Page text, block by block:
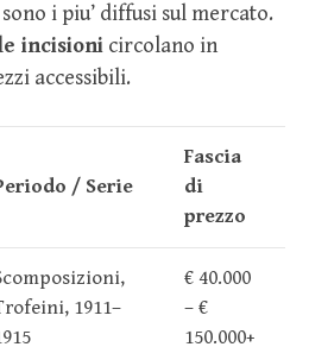
sono i piu’ diffusi sul mercato.
incisioni circolano in
accessibili.
/ Serie
Fascia
di
prezzo
1911–
€ 40.000
– €
150.000+